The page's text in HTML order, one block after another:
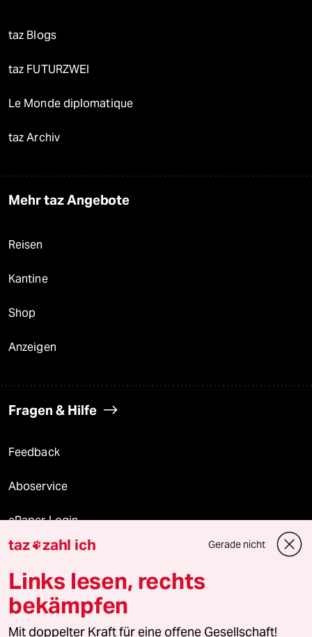
taz Blogs
taz FUTURZWEI
Le Monde diplomatique
taz Archiv
Mehr taz Angebote
Reisen
Kantine
Shop
Anzeigen
Fragen & Hilfe
Feedback
Aboservice
ePaper Login
Downloads für Abonnierende
© 2026 taz Verlags und Vertriebs GmbH
Alle Rechte vorbehalten. Bei rechtlichen Fragen oder für Genehmigungen
taz zahl ich Gerade nicht
Links lesen, rechts
bekämpfen
Mit doppelter Kraft für eine offene Gesellschaft!